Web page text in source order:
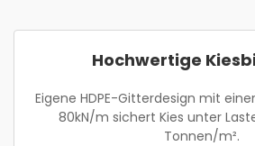
Hochwertige
Eigene HDPE-Gitterdesign mit
80kN/m sichert Kies unter
Tonnen/m².